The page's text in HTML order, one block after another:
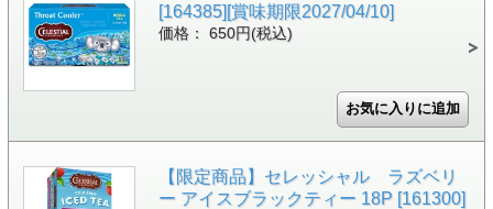
[164385][賞味期限2027/04/10]
価格： 650円(税込)
【限定商品】セレッシャル ラズベリ
ー アイスブラックティー 18P [161300]